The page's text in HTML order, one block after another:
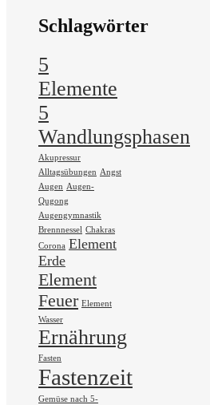
Schlagwörter
5
Elemente
5
Wandlungsphasen
Akupressur
Alltagsübungen Angst
Augen Augen-
Qugong
Augengymnastik
Brennnessel Chakras
Corona Element
Erde
Element
Feuer Element
Wasser
Ernährung
Fasten
Fastenzeit
Gemüse nach 5-